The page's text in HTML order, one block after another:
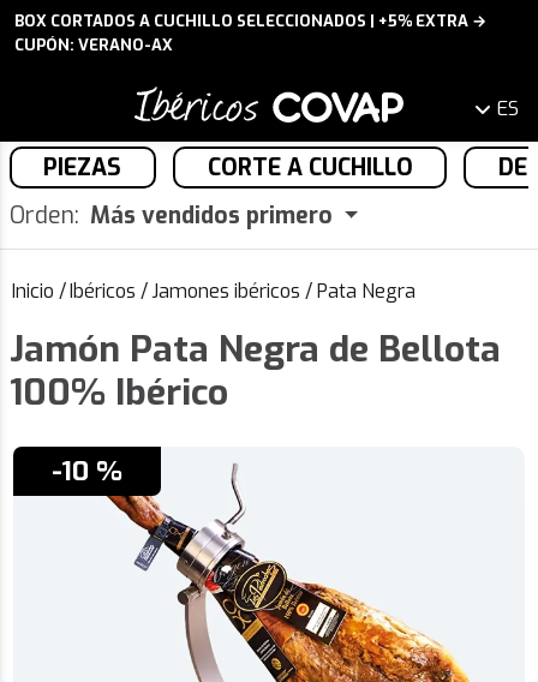
BOX CORTADOS A CUCHILLO SELECCIONADOS | +5% EXTRA →
CUPÓN: VERANO-AX
ES
PIEZAS CORTE A CUCHILLO
Orden: Más vendidos primero
Inicio /Ibéricos /Jamones ibéricos /Pata Negra
Jamón Pata Negra de Bellota
100% Ibérico
-10 %